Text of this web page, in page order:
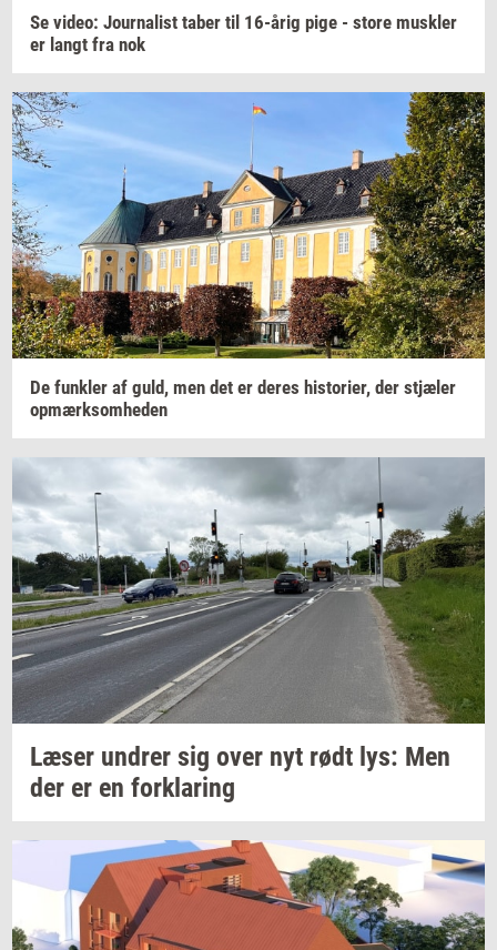
Se video: Jour­na­list taber til 16-årig pige - store mus­k­ler
er langt fra nok
De funk­ler af guld, men det er deres hi­sto­ri­er, der stjæ­ler
op­mærk­som­he­den
Læser un­drer sig over nyt rødt lys: Men
der er en for­kla­ring